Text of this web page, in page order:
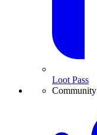
Loot Pass
Community